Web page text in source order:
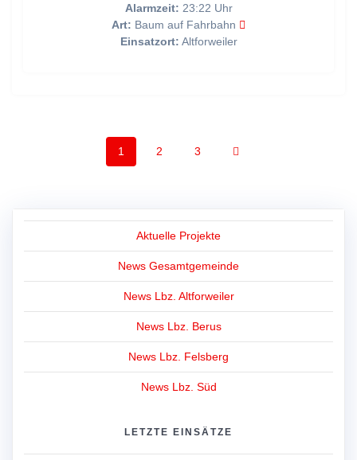
Alarmzeit: 23:22 Uhr
Art: Baum auf Fahrbahn
Einsatzort: Altforweiler
navigation
Page
1 Page
2 Page
3
Aktuelle Projekte
News Gesamtgemeinde
News Lbz. Altforweiler
News Lbz. Berus
News Lbz. Felsberg
News Lbz. Süd
LETZTE EINSÄTZE